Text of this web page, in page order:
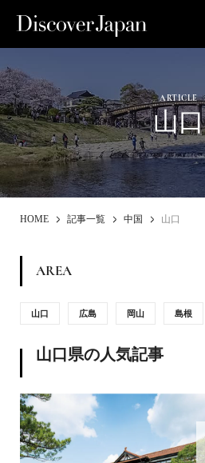
ARTICLE
山口
HOME 記事一覧 中国 山口
AREA
山口 広島 岡山 島根
山口県の人気記事